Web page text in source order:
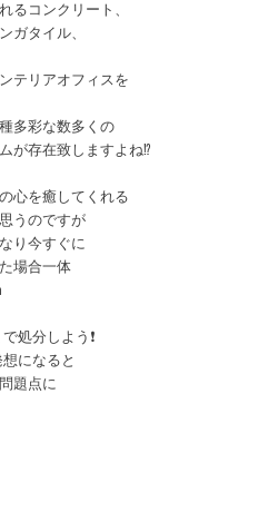
るコンクリート、
ガタイル、
テリアオフィスを
多彩な数多くの
が存在致しますよね⁉️
心を癒してくれる
うのですが
り今すぐに
場合一体
処分しよう❗
になると
題点に